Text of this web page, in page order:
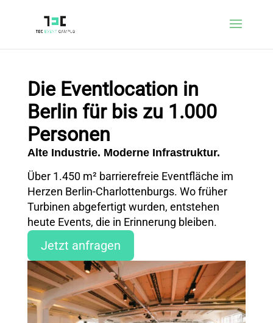
Die Eventlocation in
Berlin für bis zu 1.000
Personen
Alte Industrie. Moderne Infrastruktur.
Über 1.450 m² barrierefreie Eventfläche im
Herzen Berlin-Charlottenburgs. Wo früher
Turbinen abgefertigt wurden, entstehen
heute Events, die in Erinnerung bleiben.
Jetzt anfragen